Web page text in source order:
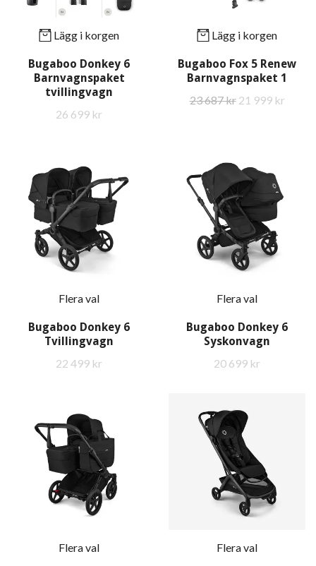
Lägg i korgen
Bugaboo Donkey 6
Barnvagnspaket
tvillingvagn
26 699 kr
Lägg i korgen
Bugaboo Fox 5 Renew
Barnvagnspaket 1
23 687 kr 21 999 kr
Flera val
Bugaboo Donkey 6
Tvillingvagn
22 499 kr
Flera val
Bugaboo Donkey 6
Syskonvagn
20 699 kr
Flera val Flera val